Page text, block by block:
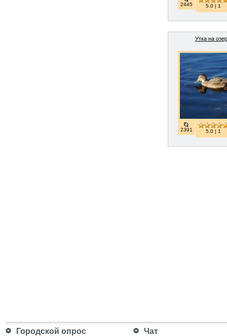
2445 5.0 | 1
Утка на
2391 5.0 | 1
Городской опрос Чат